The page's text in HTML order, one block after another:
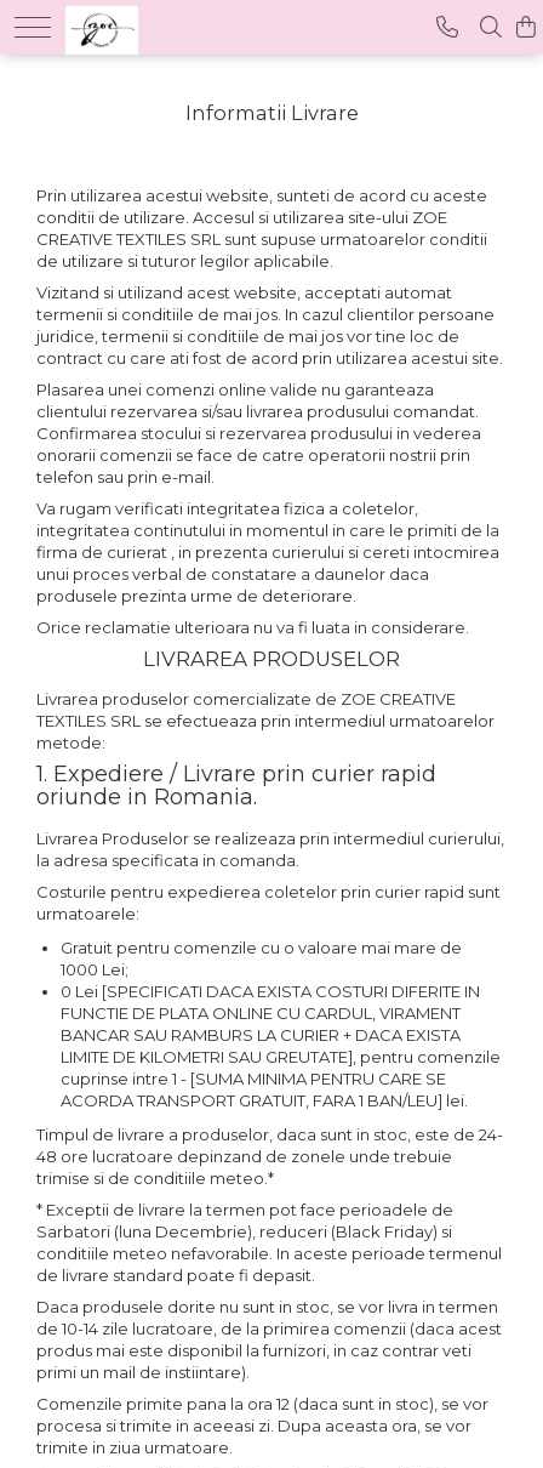
Informatii Livrare
Prin utilizarea acestui website, sunteti de acord cu aceste
conditii de utilizare. Accesul si utilizarea site-ului ZOE
CREATIVE TEXTILES SRL sunt supuse urmatoarelor conditii
de utilizare si tuturor legilor aplicabile.
Vizitand si utilizand acest website, acceptati automat
termenii si conditiile de mai jos. In cazul clientilor persoane
juridice, termenii si conditiile de mai jos vor tine loc de
contract cu care ati fost de acord prin utilizarea acestui site.
Plasarea unei comenzi online valide nu garanteaza
clientului rezervarea si/sau livrarea produsului comandat.
Confirmarea stocului si rezervarea produsului in vederea
onorarii comenzii se face de catre operatorii nostrii prin
telefon sau prin e-mail.
Va rugam verificati integritatea fizica a coletelor,
integritatea continutului in momentul in care le primiti de la
firma de curierat , in prezenta curierului si cereti intocmirea
unui proces verbal de constatare a daunelor daca
produsele prezinta urme de deteriorare.
Orice reclamatie ulterioara nu va fi luata in considerare.
LIVRAREA PRODUSELOR
Livrarea produselor comercializate de ZOE CREATIVE
TEXTILES SRL se efectueaza prin intermediul urmatoarelor
metode:
1. Expediere / Livrare prin curier rapid
oriunde in Romania.
Livrarea Produselor se realizeaza prin intermediul curierului,
la adresa specificata in comanda.
Costurile pentru expedierea coletelor prin curier rapid sunt
urmatoarele:
Gratuit pentru comenzile cu o valoare mai mare de
1000 Lei;
0 Lei [SPECIFICATI DACA EXISTA COSTURI DIFERITE IN
FUNCTIE DE PLATA ONLINE CU CARDUL, VIRAMENT
BANCAR SAU RAMBURS LA CURIER + DACA EXISTA
LIMITE DE KILOMETRI SAU GREUTATE], pentru comenzile
cuprinse intre 1 - [SUMA MINIMA PENTRU CARE SE
ACORDA TRANSPORT GRATUIT, FARA 1 BAN/LEU] lei.
Timpul de livrare a produselor, daca sunt in stoc, este de 24-
48 ore lucratoare depinzand de zonele unde trebuie
trimise si de conditiile meteo.*
* Exceptii de livrare la termen pot face perioadele de
Sarbatori (luna Decembrie), reduceri (Black Friday) si
conditiile meteo nefavorabile. In aceste perioade termenul
de livrare standard poate fi depasit.
Daca produsele dorite nu sunt in stoc, se vor livra in termen
de 10-14 zile lucratoare, de la primirea comenzii (daca acest
produs mai este disponibil la furnizori, in caz contrar veti
primi un mail de instiintare).
Comenzile primite pana la ora 12 (daca sunt in stoc), se vor
procesa si trimite in aceeasi zi. Dupa aceasta ora, se vor
trimite in ziua urmatoare.